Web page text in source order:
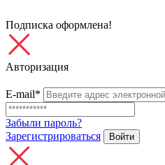
Подписка оформлена!
Авторизация
E-mail*
Забыли пароль?
Зарегистрироваться
Войти